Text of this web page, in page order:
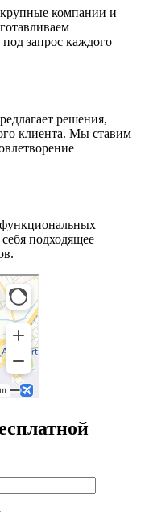
компании и
запрос каждого
решения,
клиента. Мы ставим
подходящее